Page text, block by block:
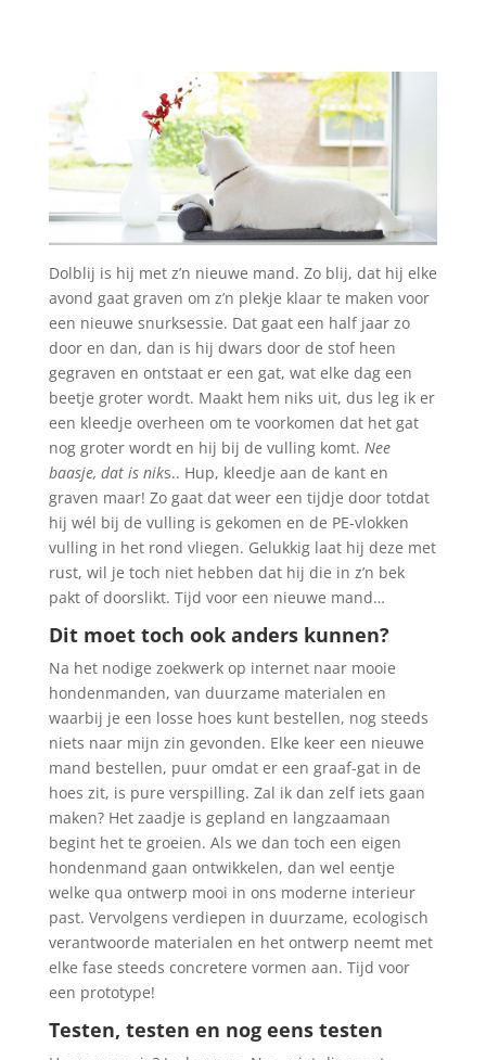
Dolblij is hij met z’n nieuwe mand. Zo blij, dat hij elke
avond gaat graven om z’n plekje klaar te maken voor
een nieuwe snurksessie. Dat gaat een half jaar zo
door en dan, dan is hij dwars door de stof heen
gegraven en ontstaat er een gat, wat elke dag een
beetje groter wordt. Maakt hem niks uit, dus leg ik er
een kleedje overheen om te voorkomen dat het gat
nog groter wordt en hij bij de vulling komt. Nee
baasje, dat is niks.. Hup, kleedje aan de kant en
graven maar! Zo gaat dat weer een tijdje door totdat
hij wél bij de vulling is gekomen en de PE-vlokken
vulling in het rond vliegen. Gelukkig laat hij deze met
rust, wil je toch niet hebben dat hij die in z’n bek
pakt of doorslikt. Tijd voor een nieuwe mand…
Dit moet toch ook anders kunnen?
Na het nodige zoekwerk op internet naar mooie
hondenmanden, van duurzame materialen en
waarbij je een losse hoes kunt bestellen, nog steeds
niets naar mijn zin gevonden. Elke keer een nieuwe
mand bestellen, puur omdat er een graaf-gat in de
hoes zit, is pure verspilling. Zal ik dan zelf iets gaan
maken? Het zaadje is gepland en langzaamaan
begint het te groeien. Als we dan toch een eigen
hondenmand gaan ontwikkelen, dan wel eentje
welke qua ontwerp mooi in ons moderne interieur
past. Vervolgens verdiepen in duurzame, ecologisch
verantwoorde materialen en het ontwerp neemt met
elke fase steeds concretere vormen aan. Tijd voor
een prototype!
Testen, testen en nog eens testen